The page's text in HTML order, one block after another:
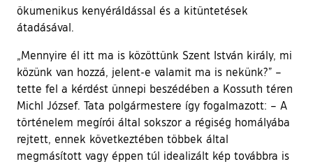
ökumenikus kenyéráldással és a kitüntetések
átadásával.
„Mennyire él itt ma is közöttünk Szent István király, mi
közünk van hozzá, jelent-e valamit ma is nekünk?” –
tette fel a kérdést ünnepi beszédében a Kossuth téren
Michl József. Tata polgármestere így fogalmazott: – A
történelem megírói által sokszor a régiség homályába
rejtett, ennek következtében többek által
megmásított vagy éppen túl idealizált kép továbbra is